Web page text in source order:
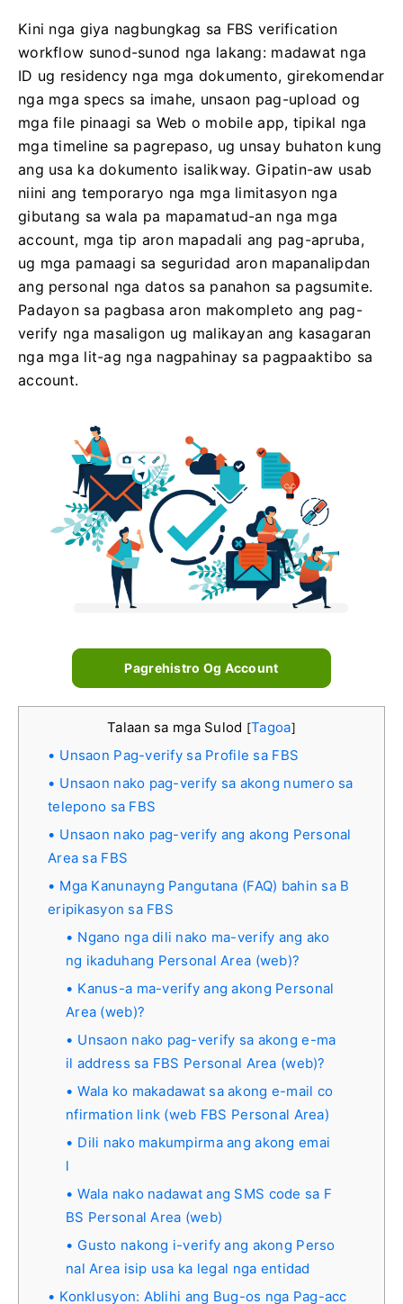
Kini nga giya nagbungkag sa FBS verification
workflow sunod-sunod nga lakang: madawat nga
ID ug residency nga mga dokumento, girekomendar
nga mga specs sa imahe, unsaon pag-upload og
mga file pinaagi sa Web o mobile app, tipikal nga
mga timeline sa pagrepaso, ug unsay buhaton kung
ang usa ka dokumento isalikway. Gipatin-aw usab
niini ang temporaryo nga mga limitasyon nga
gibutang sa wala pa mapamatud-an nga mga
account, mga tip aron mapadali ang pag-apruba,
ug mga pamaagi sa seguridad aron mapanalipdan
ang personal nga datos sa panahon sa pagsumite.
Padayon sa pagbasa aron makompleto ang pag-
verify nga masaligon ug malikayan ang kasagaran
nga mga lit-ag nga nagpahinay sa pagpaaktibo sa
account.
Pagrehistro Og Account
Talaan sa mga Sulod [Tagoa]
Unsaon Pag-verify sa Profile sa FBS
Unsaon nako pag-verify sa akong numero sa
telepono sa FBS
Unsaon nako pag-verify ang akong Personal
Area sa FBS
Mga Kanunayng Pangutana (FAQ) bahin sa B
eripikasyon sa FBS
Ngano nga dili nako ma-verify ang ako
ng ikaduhang Personal Area (web)?
Kanus-a ma-verify ang akong Personal
Area (web)?
Unsaon nako pag-verify sa akong e-ma
il address sa FBS Personal Area (web)?
Wala ko makadawat sa akong e-mail co
nfirmation link (web FBS Personal Area)
Dili nako makumpirma ang akong emai
l
Wala nako nadawat ang SMS code sa F
BS Personal Area (web)
Gusto nakong i-verify ang akong Perso
nal Area isip usa ka legal nga entidad
Konklusyon: Ablihi ang Bug-os nga Pag-acc